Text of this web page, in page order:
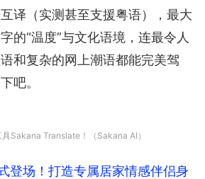
译（实测甚至支援粤语），最大
的“温度”与文化语境，连最令人
和复杂的网上潮语都能完美驾
吧。
Sakana Translate！（Sakana AI）
登场！打造专属居家情感伴侣身